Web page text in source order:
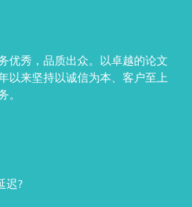
优秀，品质出众。以卓越的论文
以来坚持以诚信为本、客户至上
。
迟?